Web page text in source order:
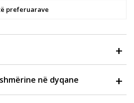
preferuarave
në dyqane